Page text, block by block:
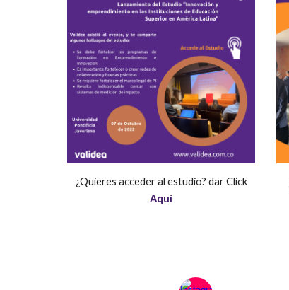
¿Quieres acceder al estudio? dar Click
Aquí